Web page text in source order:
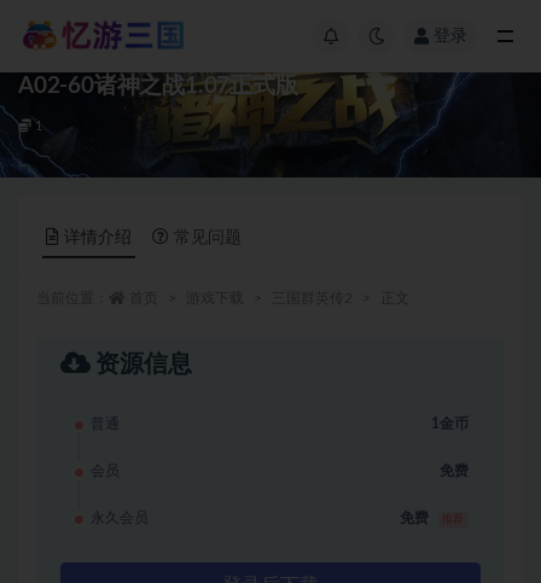
登录
A02-60诸神之战1.07正式版
1
详情介绍 常见问题
资源信息
普通 1金币
会员 免费
永久会员 免费